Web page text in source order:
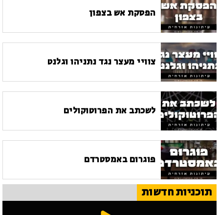
הפסקת אש בצפון
צוויי מעצר נגד נתניהו וגלנט
לשכתב את הפרוטוקולים
פוגרום באמסטרדם
תוכניות חדשות